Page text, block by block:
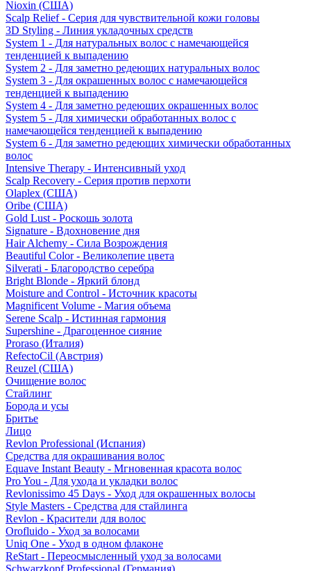
Nioxin (США)
Scalp Relief - Серия для чувствительной кожи головы
3D Styling - Линия укладочных средств
System 1 - Для натуральных волос с намечающейся
тенденцией к выпадению
System 2 - Для заметно редеющих натуральных волос
System 3 - Для окрашенных волос с намечающейся
тенденцией к выпадению
System 4 - Для заметно редеющих окрашенных волос
System 5 - Для химически обработанных волос с
намечающейся тенденцией к выпадению
System 6 - Для заметно редеющих химически обработанных
волос
Intensive Therapy - Интенсивный уход
Scalp Recovery - Серия против перхоти
Olaplex (США)
Oribe (США)
Gold Lust - Роскошь золота
Signature - Вдохновение дня
Hair Alchemy - Сила Возрождения
Beautiful Color - Великолепие цвета
Silverati - Благородство серебра
Bright Blonde - Яркий блонд
Moisture and Control - Источник красоты
Magnificent Volume - Магия объема
Serene Scalp - Истинная гармония
Supershine - Драгоценное сияние
Proraso (Италия)
RefectoCil (Австрия)
Reuzel (США)
Очищение волос
Стайлинг
Борода и усы
Бритье
Лицо
Revlon Professional (Испания)
Средства для окрашивания волос
Equave Instant Beauty - Мгновенная красота волос
Pro You - Для ухода и укладки волос
Revlonissimo 45 Days - Уход для окрашенных волосы
Style Masters - Средства для стайлинга
Revlon - Красители для волос
Orofluido - Уход за волосами
Uniq One - Уход в одном флаконе
ReStart - Переосмысленный уход за волосами
Schwarzkopf Professional (Германия)